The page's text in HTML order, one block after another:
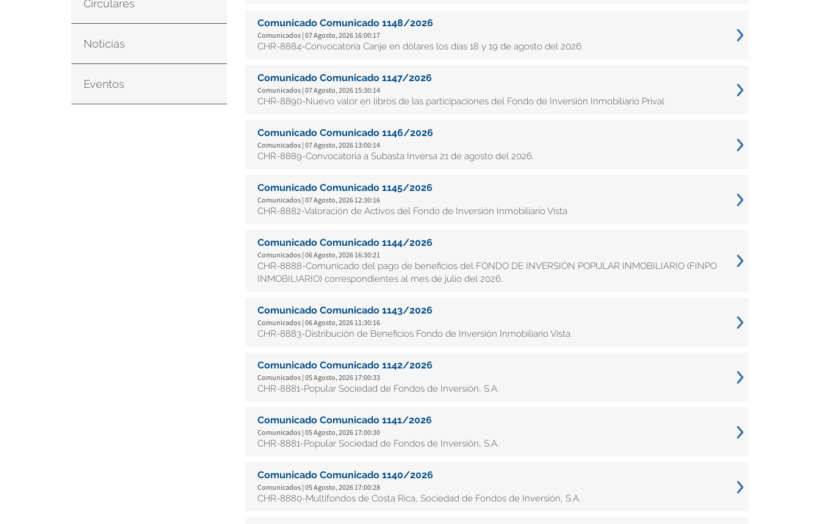
Circulares
Noticias
Eventos
Comunicado Comunicado 1148/2026
Comunicados | 07 Agosto, 2026 16:00:17
CHR-8884-Convocatoria Canje en dólares los días 18 y 19 de agosto del 2026.
Comunicado Comunicado 1147/2026
Comunicados | 07 Agosto, 2026 15:30:14
CHR-8890-Nuevo valor en libros de las participaciones del Fondo de Inversión Inmobiliario Prival
Comunicado Comunicado 1146/2026
Comunicados | 07 Agosto, 2026 13:00:14
CHR-8889-Convocatoria a Subasta Inversa 21 de agosto del 2026.
Comunicado Comunicado 1145/2026
Comunicados | 07 Agosto, 2026 12:30:16
CHR-8882-Valoración de Activos del Fondo de Inversión Inmobiliario Vista
Comunicado Comunicado 1144/2026
Comunicados | 06 Agosto, 2026 16:30:21
CHR-8888-Comunicado del pago de beneficios del FONDO DE INVERSIÓN POPULAR INMOBILIARIO (FINPO
INMOBILIARIO) correspondientes al mes de julio del 2026.
Comunicado Comunicado 1143/2026
Comunicados | 06 Agosto, 2026 11:30:16
CHR-8883-Distribución de Beneficios Fondo de Inversión Inmobiliario Vista
Comunicado Comunicado 1142/2026
Comunicados | 05 Agosto, 2026 17:00:33
CHR-8881-Popular Sociedad de Fondos de Inversión, S.A.
Comunicado Comunicado 1141/2026
Comunicados | 05 Agosto, 2026 17:00:30
CHR-8881-Popular Sociedad de Fondos de Inversión, S.A.
Comunicado Comunicado 1140/2026
Comunicados | 05 Agosto, 2026 17:00:28
CHR-8880-Multifondos de Costa Rica, Sociedad de Fondos de Inversión, S.A.